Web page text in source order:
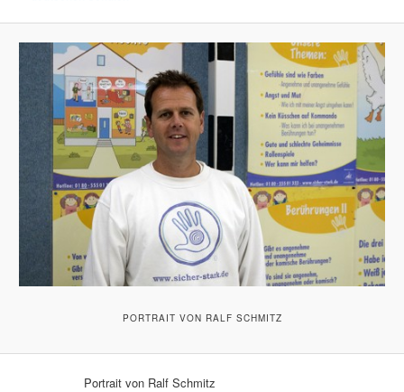
PORTRAIT VON RALF SCHMITZ
Portrait von Ralf Schmitz